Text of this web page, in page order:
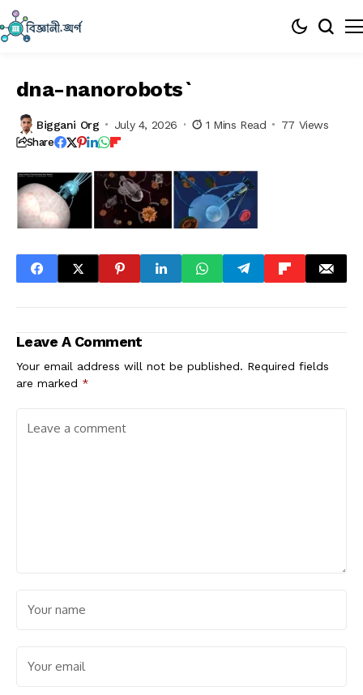
dna-nanorobots`
Biggani Org July 4, 2026 1 Mins Read 77 Views
Share
Leave A Comment
Your email address will not be published. Required fields
are marked *